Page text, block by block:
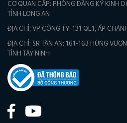
CƠ QUAN CẤP: PHÒNG ĐĂNG KÝ KINH
TỈNH LONG AN
ĐỊA CHỈ: VP CÔNG TY: 131 QL1, ẤP
ĐỊA CHỈ: SR TÂN AN: 161-163 HÙNG
TỈNH TÂY NINH